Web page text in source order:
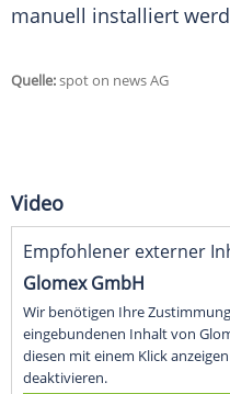
manuell installiert
Quelle:spot on news AG
Video
Empfohlener externer
Glomex GmbH
Wir benötigen Ihre
eingebundenen Inhalt von
diesen mit einem Klick
deaktivieren.